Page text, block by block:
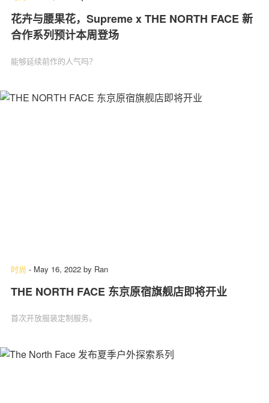
花卉与腰果花，Supreme x THE NORTH FACE 新
合作系列预计本周登场
能够延续前作的人气吗？
时尚 - May 16, 2022 by Ran
THE NORTH FACE 东京原宿旗舰店即将开业
首次开放服装定制服务。